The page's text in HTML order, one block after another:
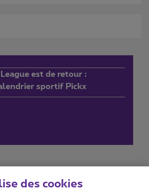
est de retour :
sportif Pickx
des cookies